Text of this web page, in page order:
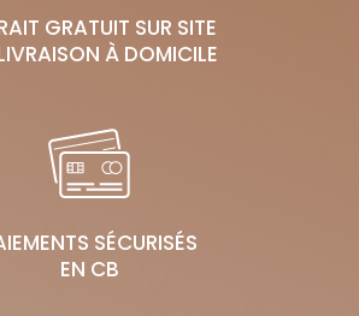
GRATUIT SUR SITE
À DOMICILE
SÉCURISÉS
EN CB